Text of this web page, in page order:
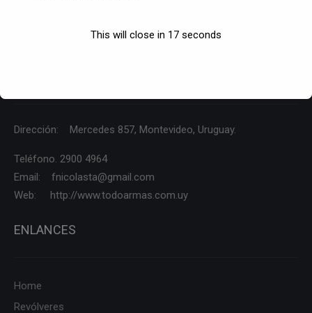
Dirección: Mercedes 857, Montevideo, Uruguay.
Teléfono. 2900 4964
Email: fnicolasta@gmail.com
Web: http://www.todoarmas.com.uy
ENLANCES
Home
Revólveres
This will close in 17 seconds